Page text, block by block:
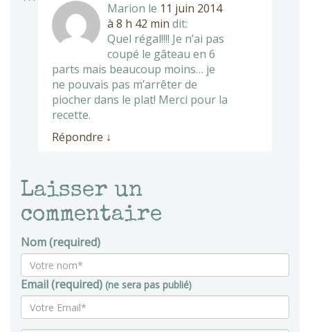
Marion le 11 juin 2014
à 8 h 42 min dit:
Quel régal!!!! Je n’ai pas
coupé le gâteau en 6
parts mais beaucoup moins… je
ne pouvais pas m’arrêter de
piocher dans le plat! Merci pour la
recette.
Répondre ↓
Laisser un
commentaire
Nom (required)
Email (required) (ne sera pas publié)